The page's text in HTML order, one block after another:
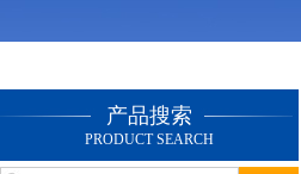
产品搜索
PRODUCT SEARCH